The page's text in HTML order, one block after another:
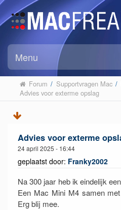
Menu
Forum / Supportvragen Mac /
Advies voor exterme opslag
Advies voor exterme
24 april 2025 - 16:44
geplaatst door: Franky2002
Na 300 jaar heb ik eindelijk
Een Mac Mini M4 samen
Erg blij mee.